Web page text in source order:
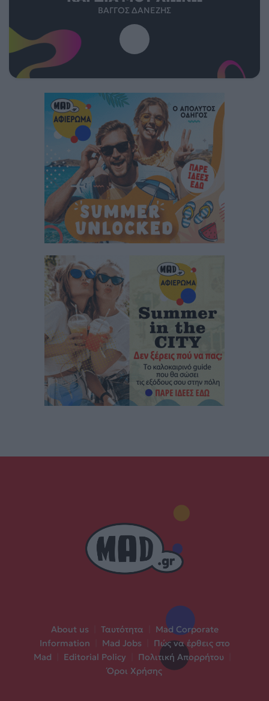
ΒΆΓΓΟΣ ΔΑΝΈΖΗΣ
About us Ταυτότητα
Mad Corporate
Information
Mad Jobs
Πώς να έρθεις στο
Mad
Editorial Policy Πολιτική Απορρήτου
Όροι Χρήσης